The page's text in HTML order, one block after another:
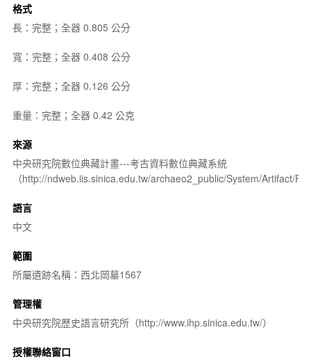
格式
長：完整；全器 0.805 公分
寬：完整；全器 0.408 公分
厚：完整；全器 0.126 公分
重量：完整；全器 0.42 公克
來源
中央研究院數位典藏計畫---考古資料數位典藏系統
（http://ndweb.iis.sinica.edu.tw/archaeo2_public/System/Artifact/
語言
中文
範圍
所屬遺跡名稱：西北岡墓1567
管理權
中央研究院歷史語言研究所（http://www.ihp.sinica.edu.tw/）
授權聯絡窗口